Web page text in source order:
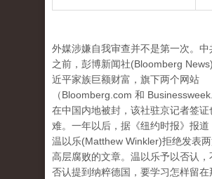
外媒涉嫌自我审查并不是第一次。中
之前，彭博新闻社(Bloomberg
近平家族巨额财富，旗下两个网站
（Bloomberg.com 和
在中国内地被封，该社驻京记者签证
难。一年以后，据《纽约时报》报道
温以乐(Matthew Winkler)拒绝发表
高层腐败的文章。温以乐予以否认，
否认提到纳粹德国，要学习怎样留在